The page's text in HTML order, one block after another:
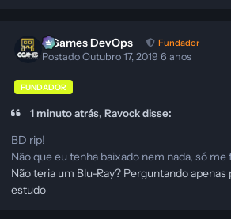
GGames DevOps Fundador
PostadoOutubro 17, 20196 anos
FUNDADOR
1 minuto atrás, Ravock disse:
BD rip!
Não que eu tenha baixado nem nada, só me
Não teria um Blu-Ray? Perguntando
estudo